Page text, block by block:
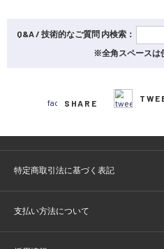
Q&A / 技術的なご質問 内検索：
※全角スペースは
SHARE
特定商取引法に基づく表記
支払い方法について